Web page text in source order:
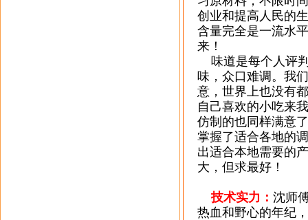
创业和提高人民的
含量完全是一流水
来！
味道是每个人评
味，众口难调。我
意，世界上也没有
自己喜欢的小吃来
仿制的也同样满意
掌握了适合各地的
出适合本地需要的
大，但求最好！
技术实力： 沈师
热血和野心的年纪